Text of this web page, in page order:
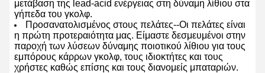
μετάβαση της lead-acid ενέργειας στη δύναμη λίθιου στα
γήπεδα του γκολφ.
Προσανατολισμένος στους πελάτες--Οι πελάτες είναι
η πρώτη προτεραιότητα μας. Είμαστε δεσμευμένοι στην
παροχή των λύσεων δύναμης ποιοτικού λίθιου για τους
εμπόρους κάρρων γκολφ, τους ιδιοκτήτες και τους
χρήστες καθώς επίσης και τους διανομείς μπαταριών.